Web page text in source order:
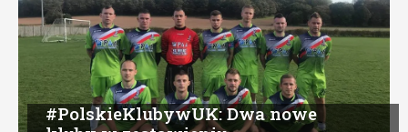
#PolskieKlubywUK: Dwa nowe